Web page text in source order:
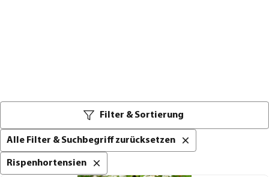
Filter & Sortierung
Alle Filter & Suchbegriff zurücksetzen
Rispenhortensien